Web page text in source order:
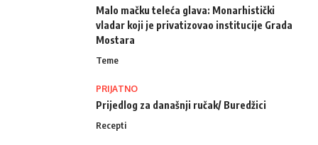
Malo mačku teleća glava: Monarhistički
vladar koji je privatizovao institucije Grada
Mostara
Teme
PRIJATNO
Prijedlog za današnji ručak/ Buredžici
Recepti